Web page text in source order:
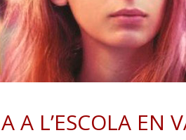
A L’ESCOLA EN